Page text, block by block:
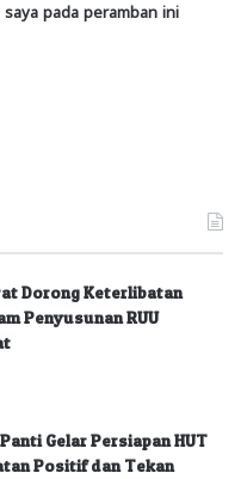
pada peramban ini
Dorong Keterlibatan
Penyusunan RUU
Gelar Persiapan HUT
Positif dan Tekan